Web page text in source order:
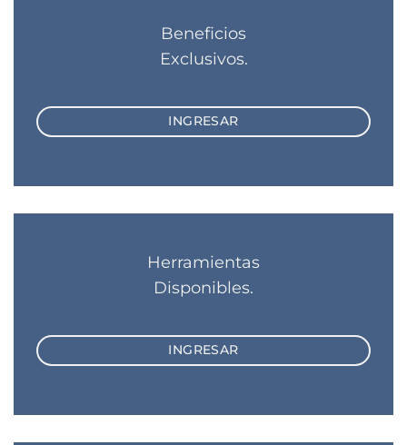
Beneficios
Exclusivos.
INGRESAR
Herramientas
Disponibles.
INGRESAR